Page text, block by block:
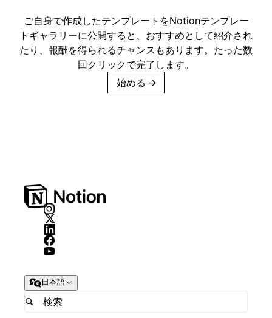
ご自身で作成したテンプレートをNotionテンプレー
トギャラリーに公開すると、おすすめとして紹介され
たり、報酬を得られるチャンスもあります。たった数
回クリックで完了します。
始める →
日本語